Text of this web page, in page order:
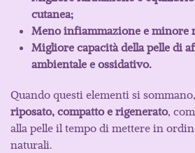
cutanea;
Meno infiammazione e
Migliore capacità della pelle di
ambientale e ossidativo.
Quando questi elementi si
riposato, compatto e rigenerato,
alla pelle il tempo di mettere in
naturali.